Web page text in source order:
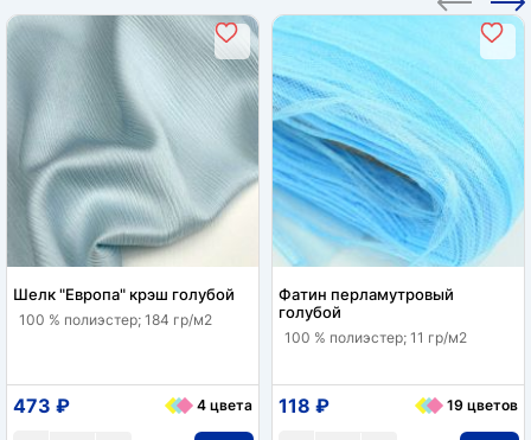
Шелк "Европа" крэш голубой
100 % полиэстер; 184 гр/м2
473 ₽ 4 цвета
Фатин перламутровый
голубой
100 % полиэстер; 11 гр/м2
118 ₽ 19 цветов